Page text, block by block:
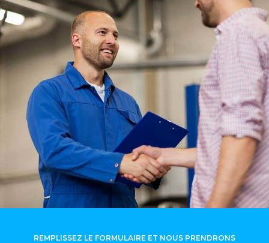
REMPLISSEZ LE FORMULAIRE ET NOUS PRENDRONS